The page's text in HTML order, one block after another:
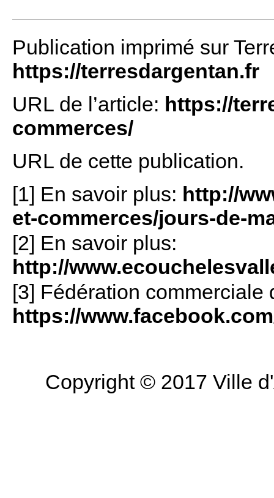
Publication imprimé sur
https://terresdargentan.fr
URL de l’article: https://
commerces/
URL de cette publication.
[1] En savoir plus: http://
et-commerces/jours-de-
[2] En savoir plus:
http://
[3] Fédération commerciale
https://
Copyright © 2017 Ville